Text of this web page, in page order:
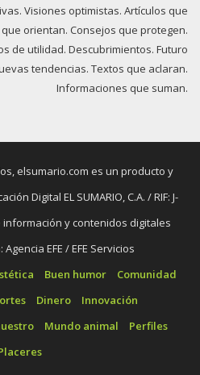
Visiones optimistas. Artículos que
orientan. Consejos que protegen.
de utilidad. Descubrimientos. Futuro
tendencias. Textos que aclaran.
Informaciones que suman.
elsumario.com es un producto y
Digital EL SUMARIO, C.A. / RIF: J-
información y contenidos digitales
EFE / EFE Servicios
Buen humor
Comunidad
Dinero
Innovación
Mundo animal
Perfiles